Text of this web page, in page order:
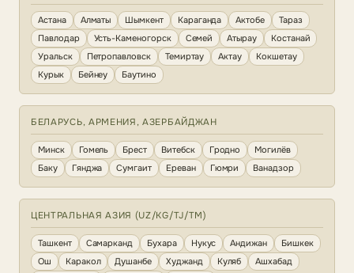
Астана Алматы Шымкент Караганда Актобе
Тараз
Павлодар
Усть-Каменогорск Семей Атырау
Костанай
Уральск
Петропавловск Темиртау Актау
Кокшетау
Курык
Бейнеу Баутино
БЕЛАРУСЬ, АРМЕНИЯ, АЗЕРБАЙДЖАН
Минск Гомель Брест Витебск Гродно
Могилёв
Баку
Гянджа Сумгаит Ереван Гюмри Ванадзор
ЦЕНТРАЛЬНАЯ АЗИЯ (UZ/KG/TJ/TM)
Ташкент Самарканд Бухара Нукус Андижан
Бишкек
Ош
Каракол Душанбе Худжанд Куляб
Ашхабад